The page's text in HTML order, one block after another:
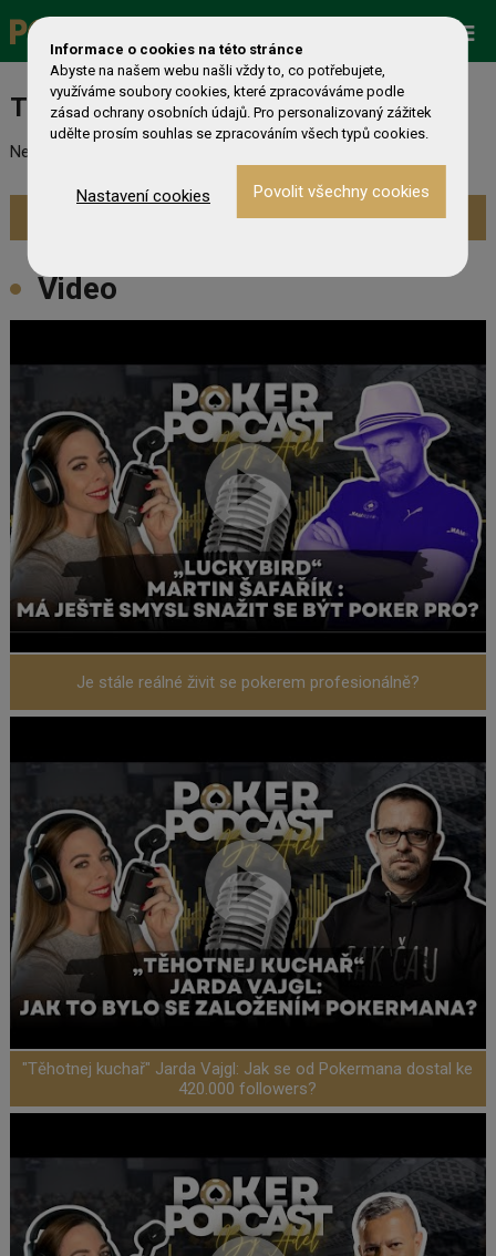
Turnaj nebyl nalezen
Nebyl nalezen odpovídající turnaj. Prevděpodobně již skončil.
Zobrazit aktuální turnaje »
Video
Je stále reálné živit se pokerem profesionálně?
"Těhotnej kuchař" Jarda Vajgl: Jak se od Pokermana dostal ke
420.000 followers?
Informace o cookies na této stránce
Abyste na našem webu našli vždy to, co potřebujete,
využíváme soubory cookies, které zpracováváme podle
zásad ochrany osobních údajů. Pro personalizovaný zážitek
udělte prosím souhlas se zpracováním všech typů cookies.
Nastavení cookies